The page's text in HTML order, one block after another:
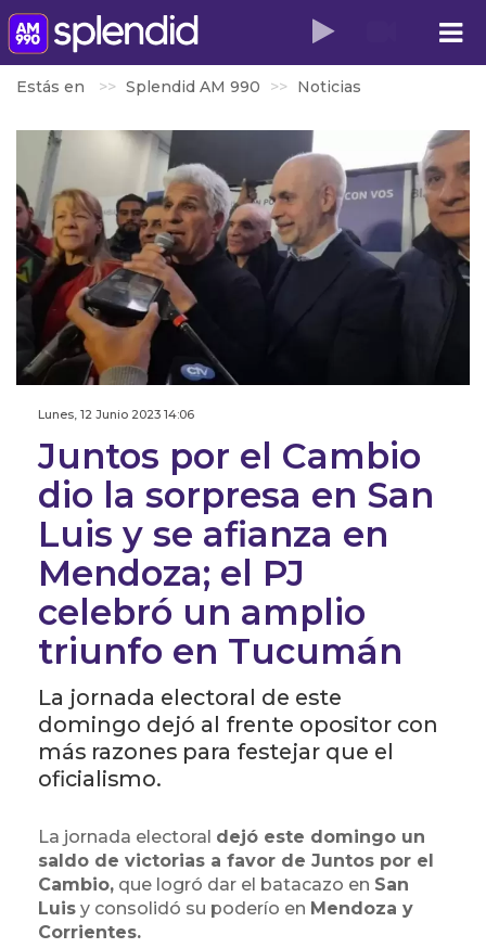
Estás en Splendid AM 990 Noticias
Lunes, 12 Junio 2023 14:06
Juntos por el Cambio
dio la sorpresa en San
Luis y se afianza en
Mendoza; el PJ
celebró un amplio
triunfo en Tucumán
La jornada electoral de este
domingo dejó al frente opositor con
más razones para festejar que el
oficialismo.
La jornada electoral dejó este domingo un
saldo de victorias a favor de Juntos por el
Cambio, que logró dar el batacazo en San
Luis y consolidó su poderío en Mendoza y
Corrientes.